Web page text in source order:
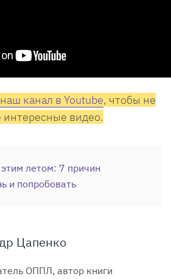
наш канал в Youtube, чтобы не
интересные видео.
летом: 7 причин
и попробовать
Цапенко
ОППЛ, автор книги